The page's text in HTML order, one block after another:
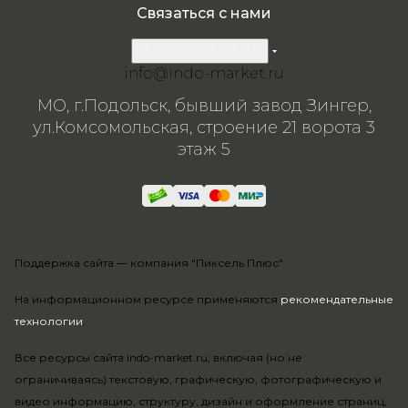
На информационном ресурсе применяются рекомендательные
технологии.
Все ресурсы сайта indo-market.ru, включая (но не
ограничиваясь) текстовую, графическую, фотографическую и
видео информацию, структуру, дизайн и оформление страниц,
Связаться с нами
info@indo-market.ru
МО, г.Подольск, бывший завод Зингер,
ул.Комсомольская, строение 21 ворота 3
этаж 5
Поддержка сайта — компания "Пиксель Плюс"